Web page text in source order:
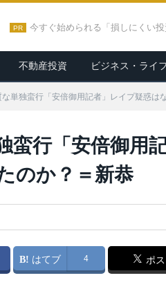
PR 今すぐ始められる「損しにくい投
不動産投資 ビジネス・ライ
単独蛮行「安倍御用記者」レイプ疑惑は
蛮行「安倍御用
のか？＝新恭
はてブ 4 ポス